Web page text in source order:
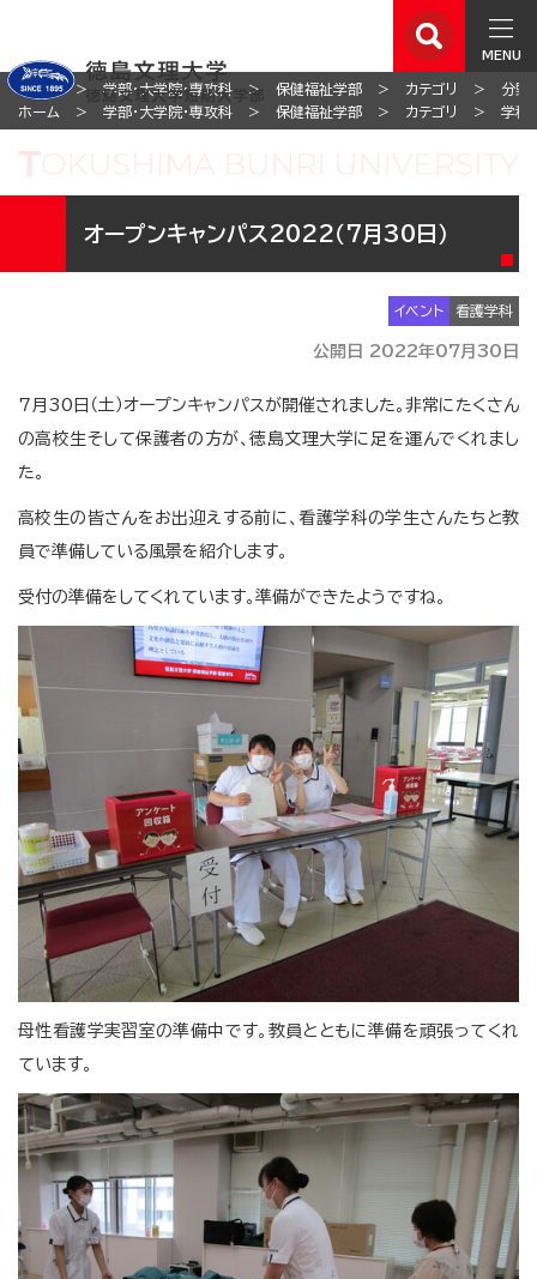
MENU
ホーム 学部・大学院・専攻科 保健福祉学部 カテゴリ
分野
ホーム
学部・大学院・専攻科 保健福祉学部 カテゴリ 学科
オープンキャンパス2022（7月30日）
イベント 看護学科
公開日 2022年07月30日
7月30日（土）オープンキャンパスが開催されました。非常にたくさん
の高校生そして保護者の方が、徳島文理大学に足を運んでくれまし
た。
高校生の皆さんをお出迎えする前に、看護学科の学生さんたちと教
員で準備している風景を紹介します。
受付の準備をしてくれています。準備ができたようですね。
母性看護学実習室の準備中です。教員とともに準備を頑張ってくれ
ています。